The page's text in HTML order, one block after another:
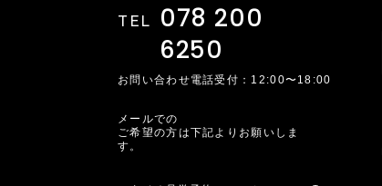
TEL
078 200
6250
お問い合わせ電話受付：12:00〜18:00
メールでの
ご希望の方は下記よりお願いしま
す。